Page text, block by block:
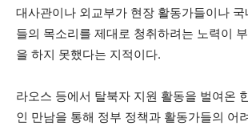
대사관이나 외교부가 현장 활동가들이나
들의 목소리를 제대로 청취하려는 노력이
을 하지 못했다는 지적이다.
라오스 등에서 탈북자 지원 활동을 벌여온
인 만남을 통해 정부 정책과 활동가들의 어